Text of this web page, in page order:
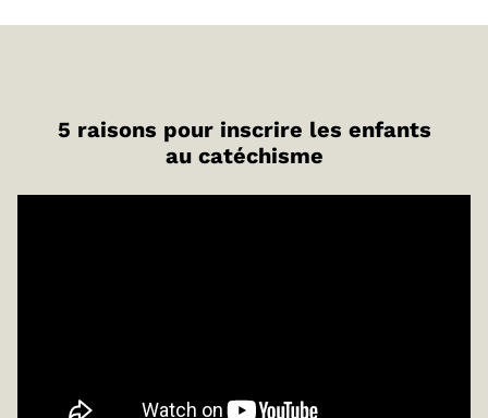
5 raisons pour inscrire les enfants
au catéchisme